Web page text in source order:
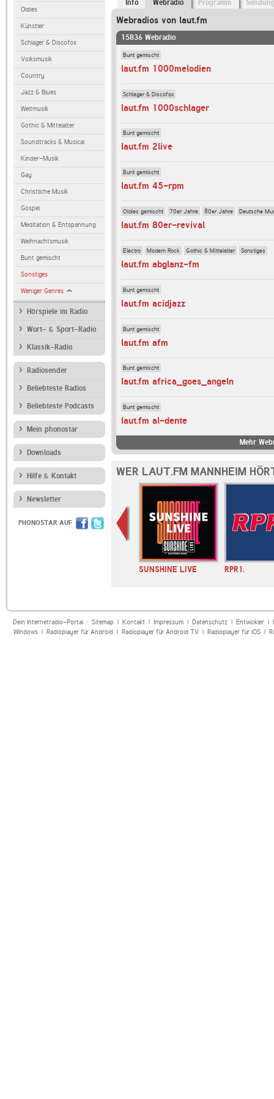
Oldies
Künstler
Schlager & Discofox
Volksmusik
Country
Jazz & Blues
Weltmusik
Gothic & Mittelalter
Soundtracks & Musical
Kinder-Musik
Gay
Christliche Musik
Gospel
Meditation & Entspannung
Weihnachtsmusik
Bunt gemischt
Sonstiges
Weniger Genres
Hörspiele im Radio
Wort- & Sport-Radio
Klassik-Radio
Radiosender
Beliebteste Radios
Beliebteste Podcasts
Mein phonostar
Downloads
Hilfe & Kontakt
Newsletter
PHONOSTAR AUF
Info Webradio Programm
Webradios von laut.fm
15836 Webradio
Bunt gemischt
laut.fm 1000melodien
Schlager & Discofox
laut.fm 1000schlager
Bunt gemischt
laut.fm 2live
Bunt gemischt
laut.fm 45-rpm
Oldies gemischt 70er Jahre 80er Jahre Deutsche
laut.fm 80er-revival
Electro Modern Rock Gothic & Mittelalter Sonstiges
laut.fm abglanz-fm
Bunt gemischt
laut.fm acidjazz
Bunt gemischt
laut.fm afm
Bunt gemischt
laut.fm africa_goes_angeln
Bunt gemischt
laut.fm al-dente
Mehr
WER LAUT.FM MANNHEIM
SUNSHINE LIVE RPR1.
Dein Internetradio-Portal : Sitemap| Kontakt| Impressum| Datenschutz| Entwickler|
Windows| Radioplayer für Android| Radioplayer für Android TV| Radioplayer für iOS|